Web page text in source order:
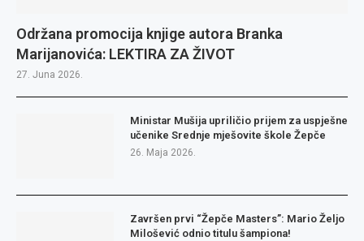
Održana promocija knjige autora Branka
Marijanovića: LEKTIRA ZA ŽIVOT
27. Juna 2026.
Ministar Mušija upriličio prijem za uspješne
učenike Srednje mješovite škole Žepče
26. Maja 2026.
Završen prvi “Žepče Masters”: Mario Željo
Milošević odnio titulu šampiona!